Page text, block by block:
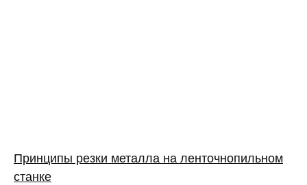
Принципы резки металла на ленточнопильном
станке